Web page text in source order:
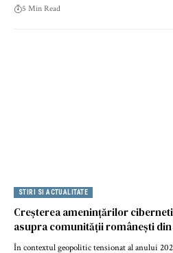
5 Min Read
STIRI SI ACTUALITATE
Creșterea amenințărilor
asupra comunității românești din
În contextul geopolitic tensionat al anului